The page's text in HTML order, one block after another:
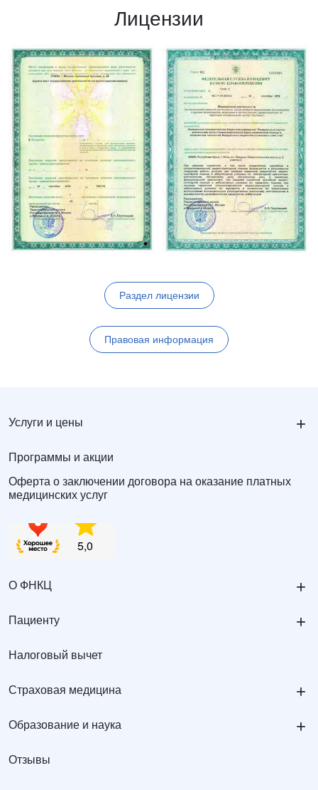
Лицензии
Раздел лицензии
Правовая информация
Услуги и цены +
Программы и акции
Оферта о заключении договора на оказание платных
медицинских услуг
О ФНКЦ +
Пациенту +
Налоговый вычет
Страховая медицина +
Образование и наука +
Отзывы